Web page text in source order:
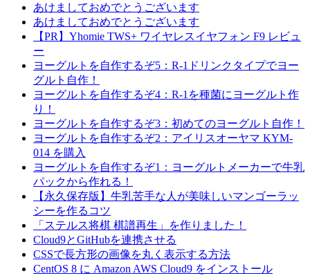
あけましておめでとうございます
あけましておめでとうございます
【PR】Yhomie TWS+ ワイヤレスイヤフォン F9 レビュ
ー
ヨーグルトを自作するぞ5：R-1ドリンクタイプでヨー
グルト自作！
ヨーグルトを自作するぞ4：R-1を種菌にヨーグルト作
り！
ヨーグルトを自作するぞ3：初めてのヨーグルト自作！
ヨーグルトを自作するぞ2：アイリスオーヤマ KYM-
014 を購入
ヨーグルトを自作するぞ1：ヨーグルトメーカーで牛乳
パックから作れる！
【永久保存版】牛乳苦手な人が美味しいマンゴーラッ
シーを作るコツ
「ステルス将棋 棋譜再生」を作りました！
Cloud9とGitHubを連携させる
CSSで長方形の画像を丸く表示する方法
CentOS 8 に Amazon AWS Cloud9 をインストール